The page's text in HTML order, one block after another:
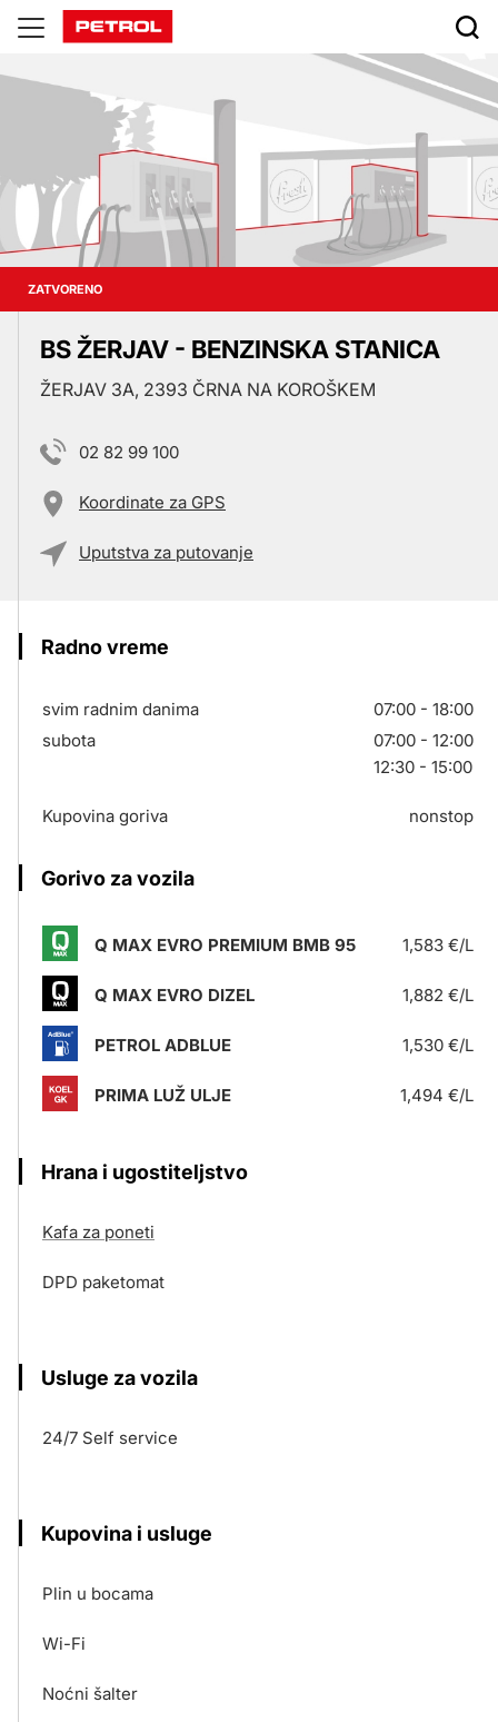
Prodajna
mesta
ZATVORENO
BS ŽERJAV - BENZINSKA STANICA
ŽERJAV 3A, 2393 ČRNA NA KOROŠKEM
02 82 99 100
Koordinate za GPS
Uputstva za putovanje
Radno vreme
svim radnim danima
07:00 - 18:00
subota
07:00 - 12:00
12:30 - 15:00
Kupovina goriva nonstop
Gorivo za vozila
Q MAX EVRO PREMIUM BMB 95 1,583 €/L
Q MAX EVRO DIZEL 1,882 €/L
PETROL ADBLUE 1,530 €/L
PRIMA LUŽ ULJE 1,494 €/L
Hrana i ugostiteljstvo
Kafa za poneti
DPD paketomat
Usluge za vozila
24/7 Self service
Kupovina i usluge
Plin u bocama
Wi-Fi
Noćni šalter